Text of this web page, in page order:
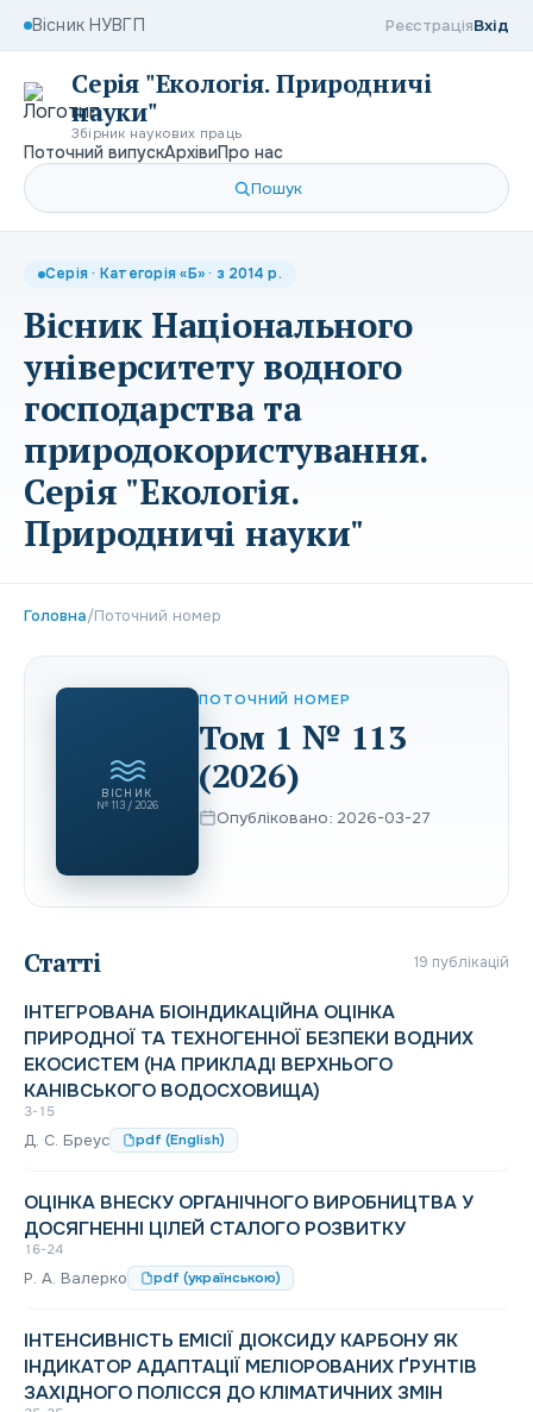
Вісник НУВГП РеєстраціяВхід
Серія "Екологія. Природничі
науки"
Збірник наукових праць
Поточний випускАрхівиПро нас
Пошук
Серія · Категорія «Б» · з 2014 р.
Вісник Національного
університету водного
господарства та
природокористування.
Серія "Екологія.
Природничі науки"
Головна/Поточний номер
ВІСНИК
№ 113 / 2026
ПОТОЧНИЙ НОМЕР
Том 1 № 113
(2026)
Опубліковано: 2026-03-27
Статті 19 публікацій
ІНТЕГРОВАНА БІОІНДИКАЦІЙНА ОЦІНКА
ПРИРОДНОЇ ТА ТЕХНОГЕННОЇ БЕЗПЕКИ ВОДНИХ
ЕКОСИСТЕМ (НА ПРИКЛАДІ ВЕРХНЬОГО
КАНІВСЬКОГО ВОДОСХОВИЩА)
3-15
Д. С. Бреус pdf (English)
ОЦІНКА ВНЕСКУ ОРГАНІЧНОГО ВИРОБНИЦТВА У
ДОСЯГНЕННІ ЦІЛЕЙ СТАЛОГО РОЗВИТКУ
16-24
Р. А. Валерко pdf (українською)
ІНТЕНСИВНІСТЬ ЕМІСІЇ ДІОКСИДУ КАРБОНУ ЯК
ІНДИКАТОР АДАПТАЦІЇ МЕЛІОРОВАНИХ ҐРУНТІВ
ЗАХІДНОГО ПОЛІССЯ ДО КЛІМАТИЧНИХ ЗМІН